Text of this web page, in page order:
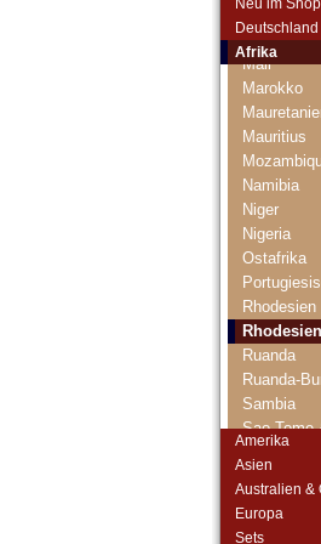
Deutschland
Afrika
Madagaskar
Malawi
Mali
Marokko
Mauritius
Namibia
Niger
Nigeria
Ostafrika
Rhodesien
Ruanda
Ruanda-
Sambia
Sao Tome
Somalia
Amerika
Asien
Australien &
Europa
Sets